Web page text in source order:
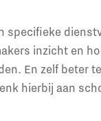
specifieke
inzicht en
En zelf beter
hierbij aan